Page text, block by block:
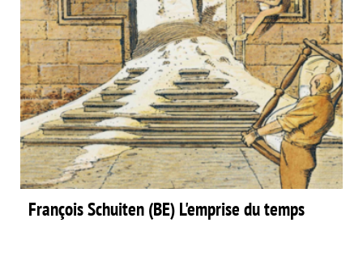
François Schuiten (BE) L'emprise du temps